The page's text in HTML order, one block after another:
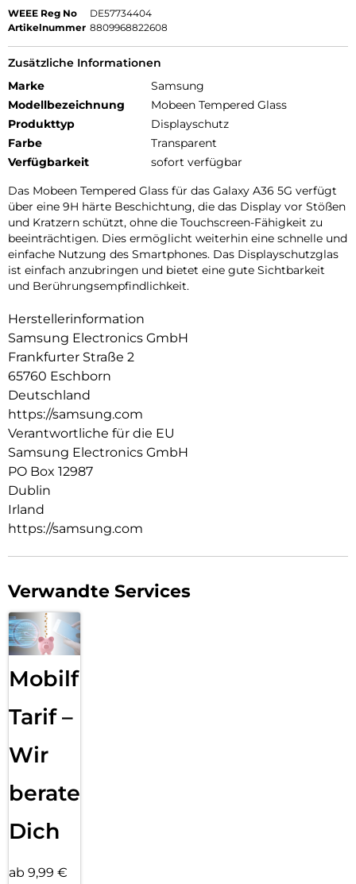
WEEE Reg No
DE57734404
Artikelnummer 8809968822608
Zusätzliche Informationen
Marke
Samsung
Modellbezeichnung
Mobeen Tempered Glass
Produkttyp
Displayschutz
Farbe
Transparent
Verfügbarkeit
sofort verfügbar
Das Mobeen Tempered Glass für das Galaxy A36 5G verfügt
über eine 9H härte Beschichtung, die das Display vor Stößen
und Kratzern schützt, ohne die Touchscreen-Fähigkeit zu
beeinträchtigen. Dies ermöglicht weiterhin eine schnelle und
einfache Nutzung des Smartphones. Das Displayschutzglas
ist einfach anzubringen und bietet eine gute Sichtbarkeit
und Berührungsempfindlichkeit.
Herstellerinformation
Samsung Electronics GmbH
Frankfurter Straße 2
65760 Eschborn
Deutschland
https://samsung.com
Verantwortliche für die EU
Samsung Electronics GmbH
PO Box 12987
Dublin
Irland
https://samsung.com
Verwandte Services
Mobilfunk
Tarif –
Wir
beraten
Dich
ab 9,99 €